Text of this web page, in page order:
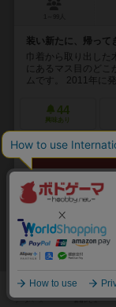
装い新たに、帰って
巾着から取り出した
にあるマス目のどこ
ムです。 2011年に
44
興味あり
No.32